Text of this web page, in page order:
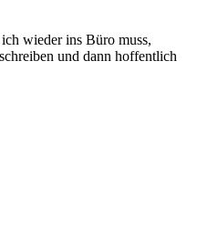
wieder ins Büro muss,
und dann hoffentlich